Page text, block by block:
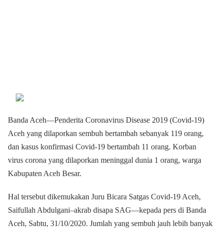
Banda Aceh—Penderita Coronavirus Disease 2019 (Covid-19)
Aceh yang dilaporkan sembuh bertambah sebanyak 119 orang,
dan kasus konfirmasi Covid-19 bertambah 11 orang. Korban
virus corona yang dilaporkan meninggal dunia 1 orang, warga
Kabupaten Aceh Besar.
Hal tersebut dikemukakan Juru Bicara Satgas Covid-19 Aceh,
Saifullah Abdulgani–akrab disapa SAG—kepada pers di Banda
Aceh, Sabtu, 31/10/2020. Jumlah yang sembuh jauh lebih banyak